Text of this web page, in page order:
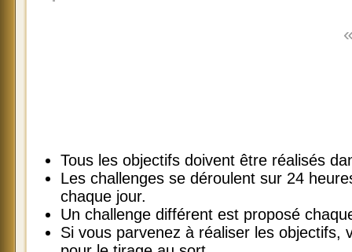
Tous les objectifs doivent être réalisés
Les challenges se déroulent sur 24
chaque jour.
Un challenge différent est proposé
Si vous parvenez à réaliser les objectifs,